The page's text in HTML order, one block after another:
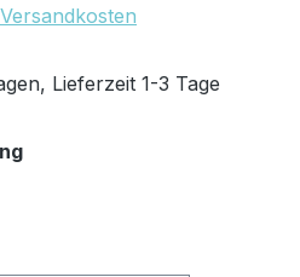
Lieferzeit 1-3 Tage
auswählen